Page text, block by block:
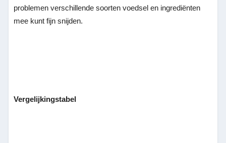
problemen verschillende soorten voedsel en ingrediënten
mee kunt fijn snijden.
Vergelijkingstabel